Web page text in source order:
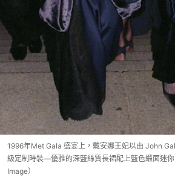
1996年Met Gala 盛宴上，戴安娜王妃以由 John
級定制時裝—優雅的深藍絲質長裙配上藍色緞面迷
Image）